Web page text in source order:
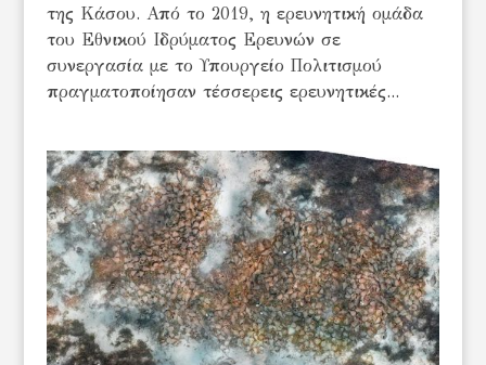
της Κάσου. Από το 2019, η ερευνητική ομάδα
του Εθνικού Ιδρύματος Ερευνών σε
συνεργασία με το Υπουργείο Πολιτισμού
πραγματοποίησαν τέσσερεις ερευνητικές...